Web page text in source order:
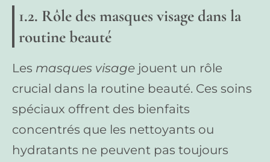
1.2. Rôle des masques visage dans la
routine beauté
Les masques visage jouent un rôle
crucial dans la routine beauté. Ces soins
spéciaux offrent des bienfaits
concentrés que les nettoyants ou
hydratants ne peuvent pas toujours